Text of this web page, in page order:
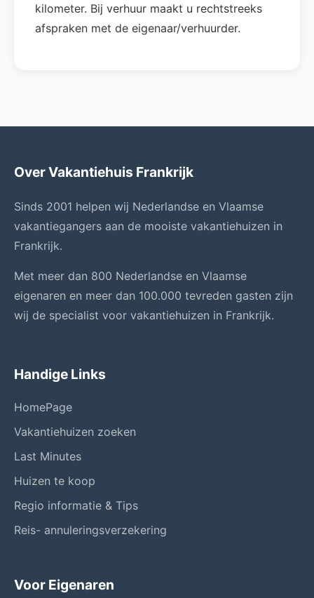
kilometer. Bij verhuur maakt u rechtstreeks
afspraken met de eigenaar/verhuurder.
Over Vakantiehuis Frankrijk
Sinds 2001 helpen wij Nederlandse en Vlaamse
vakantiegangers aan de mooiste vakantiehuizen in
Frankrijk.
Met meer dan 800 Nederlandse en Vlaamse
eigenaren en meer dan 100.000 tevreden gasten zijn
wij de specialist voor vakantiehuizen in Frankrijk.
Handige Links
HomePage
Vakantiehuizen zoeken
Last Minutes
Huizen te koop
Regio informatie & Tips
Reis- annuleringsverzekering
Voor Eigenaren